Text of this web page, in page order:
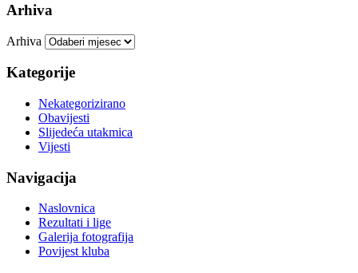
Arhiva
Arhiva
Kategorije
Nekategorizirano
Obavijesti
Slijedeća utakmica
Vijesti
Navigacija
Naslovnica
Rezultati i lige
Galerija fotografija
Povijest kluba